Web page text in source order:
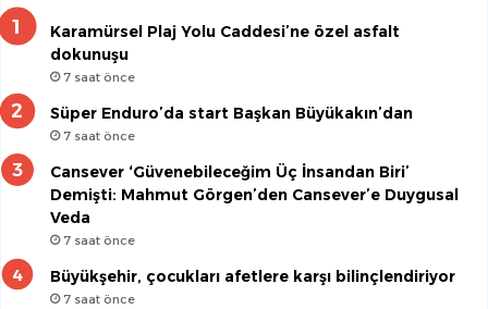
Karamürsel Plaj Yolu Caddesi’ne özel asfalt
dokunuşu
7 saat önce
Süper Enduro’da start Başkan Büyükakın’dan
7 saat önce
Cansever ‘Güvenebileceğim Üç İnsandan Biri’
Demişti: Mahmut Görgen’den Cansever’e Duygusal
Veda
7 saat önce
Büyükşehir, çocukları afetlere karşı bilinçlendiriyor
7 saat önce